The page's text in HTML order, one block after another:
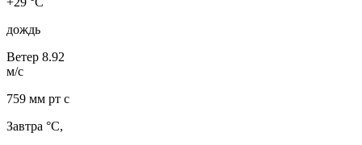
дождь
Ветер 8.92
м/с
759 мм рт с
Завтра °C,